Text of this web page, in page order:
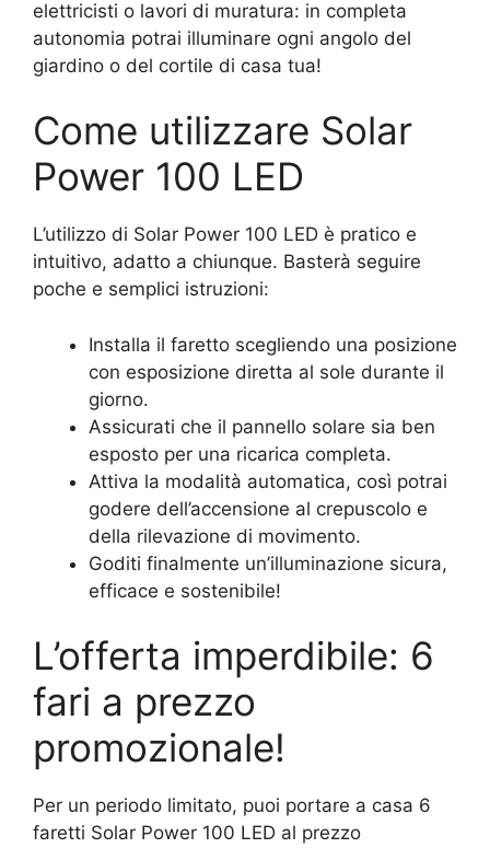
elettricisti o lavori di muratura: in completa
autonomia potrai illuminare ogni angolo del
giardino o del cortile di casa tua!
Come utilizzare Solar
Power 100 LED
L’utilizzo di Solar Power 100 LED è pratico e
intuitivo, adatto a chiunque. Basterà seguire
poche e semplici istruzioni:
Installa il faretto scegliendo una posizione
con esposizione diretta al sole durante il
giorno.
Assicurati che il pannello solare sia ben
esposto per una ricarica completa.
Attiva la modalità automatica, così potrai
godere dell’accensione al crepuscolo e
della rilevazione di movimento.
Goditi finalmente un’illuminazione sicura,
efficace e sostenibile!
L’offerta imperdibile: 6
fari a prezzo
promozionale!
Per un periodo limitato, puoi portare a casa 6
faretti Solar Power 100 LED al prezzo